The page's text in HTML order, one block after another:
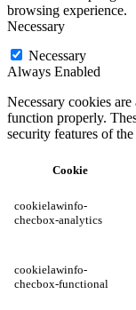
browsing experience.
Necessary
Necessary
Always Enabled
Necessary cookies
function properly.
security features of
Cookie
cookielawinfo-
checbox-analytics
cookielawinfo-
checbox-functional